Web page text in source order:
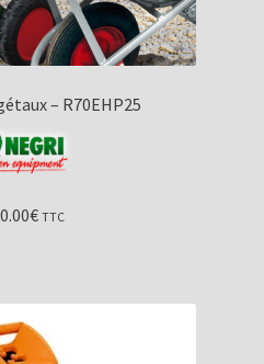
– R70EHP25
€ TTC